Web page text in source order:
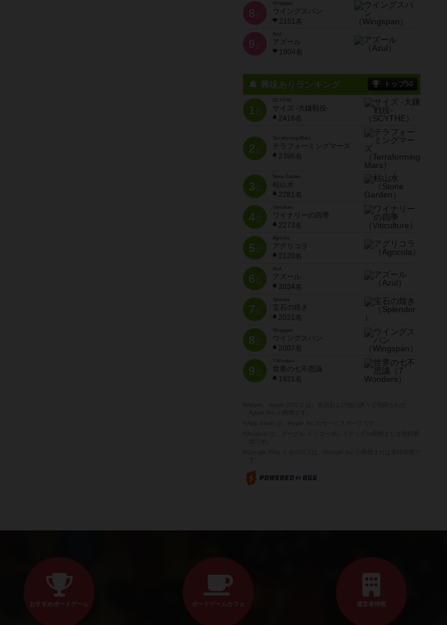
8 位
Wingspan
ウイングスパン
2151名
9 位
Azul
アズール
1904名
興味ありランキング トップ50
1位
SCYTHE
サイズ -大鎌戦役-
2416名
2位
Terraforming Mars
テラフォーミングマーズ
2396名
3位
Stone Garden
枯山水
2281名
4位
Viticulture
ワイナリーの四季
2273名
5位
Agricola
アグリコラ
2120名
6位
Azul
アズール
2034名
7位
宝石の煌き
2031名
8位
Wingspan
ウイングスパン
2007名
9位
7 Wonders
世界の七不思議
1921名
おすすめボードゲーム ボードゲームカフェ 運営者情報